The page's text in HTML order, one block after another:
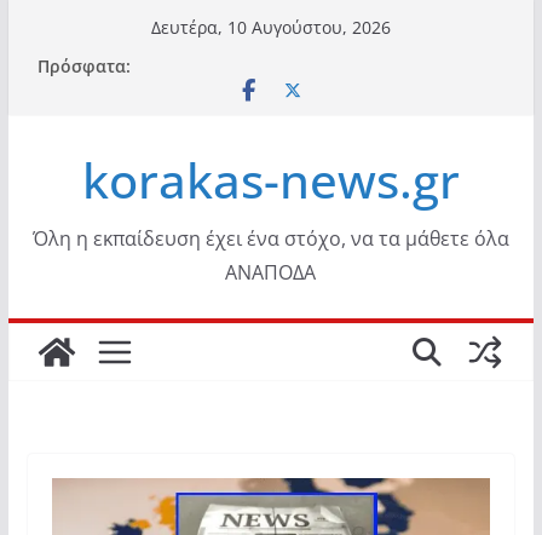
περιεχόμενο
Δευτέρα, 10 Αυγούστου, 2026
Πρόσφατα:
korakas-news.gr
Όλη η εκπαίδευση έχει ένα στόχο, να τα μάθετε όλα
ΑΝΑΠΟΔΑ